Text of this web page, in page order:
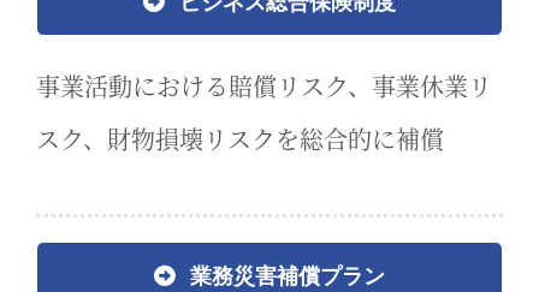
事業活動における賠償リスク、事業休業リ
スク、財物損壊リスクを総合的に補償
業務災害補償プラン